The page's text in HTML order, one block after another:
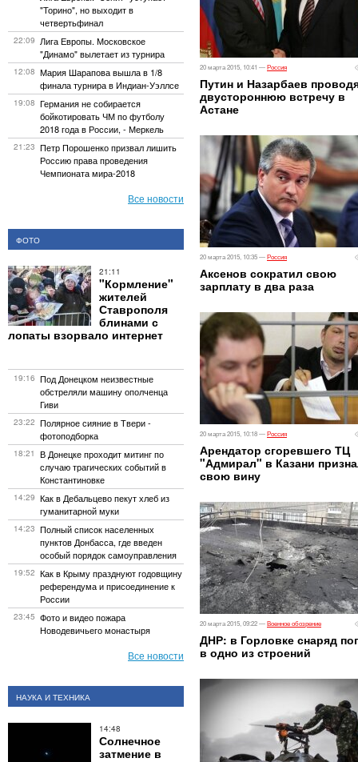
20 марта 2015, 10:41 —Россия
Путин и Назарбаев
двустороннюю встречу в
Астане
20 марта 2015, 10:35 —Россия
Аксенов сократил свою
зарплату в два раза
20 марта 2015, 10:18 —Россия
Арендатор сгоревшего ТЦ
"Адмирал" в Казани
свою вину
20 марта 2015, 09:22 —Военное обозрение
ДНР: в Горловке снаряд
в одно из строений
"Торино", но выходит в
четвертьфинал
22:09 Лига Европы. Московское
"Динамо" вылетает из турнира
12:08 Мария Шарапова вышла в 1/8
финала турнира в Индиан-Уэллсе
19:08 Германия не собирается
бойкотировать ЧМ по футболу
2018 года в России, - Меркель
21:23 Петр Порошенко призвал лишить
Россию права проведения
Чемпионата мира-2018
Все новости
ФОТО
21:11
"Кормление"
жителей
Ставрополя
блинами с
лопаты взорвало интернет
19:16 Под Донецком неизвестные
обстреляли машину ополченца
Гиви
23:22 Полярное сияние в Твери -
фотоподборка
18:21 В Донецке проходит митинг по
случаю трагических событий в
Константиновке
14:29 Как в Дебальцево пекут хлеб из
гуманитарной муки
14:23 Полный список населенных
пунктов Донбасса, где введен
особый порядок самоуправления
19:52 Как в Крыму празднуют годовщину
референдума и присоединение к
России
23:45 Фото и видео пожара
Новодевичьего монастыря
Все новости
НАУКА И ТЕХНИКА
14:48
Солнечное
затмение в